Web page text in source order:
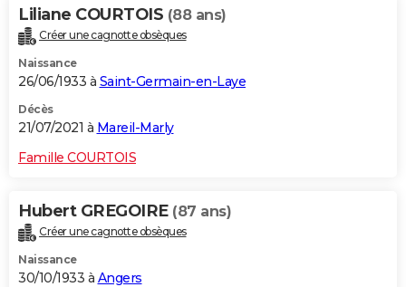
Liliane COURTOIS (88 ans)
Créer une cagnotte obsèques
Naissance
26/06/1933 à Saint-Germain-en-Laye
Décès
21/07/2021 à Mareil-Marly
Famille COURTOIS
Hubert GREGOIRE (87 ans)
Créer une cagnotte obsèques
Naissance
30/10/1933 à Angers